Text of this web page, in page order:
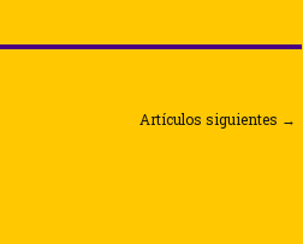
Artículos siguientes →